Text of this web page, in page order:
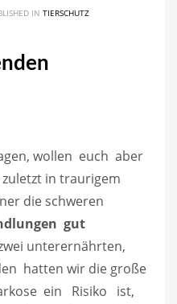
IN TIERSCHUTZ
wollen euch aber
in traurigem
die schweren
gut
unterernährten,
hatten wir die große
ein Risiko ist,